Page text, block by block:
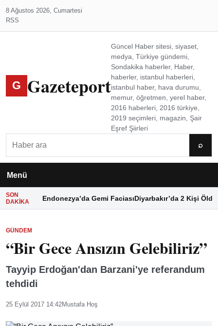
8 Ağustos 2026, Cumartesi
RSS
G Gazeteport
Güncel Haber sitesi, siyaset,
medya, Türkiye gündemi,
Sondakika haberler, Haber,
haberler, istanbul haberleri,
istanbul haber, hava durumu,
memur, öğretmen, yerel haber,
2016 haberleri, 2016 türkiye,
2019 seçimleri, magazin, Şair
Eşref Şiirleri
⌕
Menü
SON
DAKIKA
Endonezya’da Gemi FaciasıDiyarbakır’da 2 Kişi Öldü
GÜNDEM
“Bir Gece Ansızın Gelebiliriz”
Tayyip Erdoğan'dan Barzani'ye referandum
tehdidi
25 Eylül 2017 14:42Mustafa Hoş